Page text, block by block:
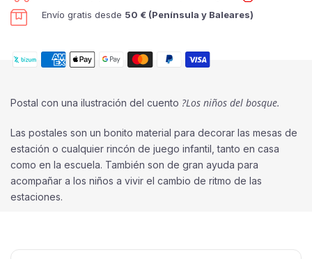
Envío gratis desde 50 € (Península y Baleares)
Postal con una ilustración del cuento ?Los niños del bosque.
Las postales son un bonito material para decorar las mesas de
estación o cualquier rincón de juego infantil, tanto en casa
como en la escuela. También son de gran ayuda para
acompañar a los niños a vivir el cambio de ritmo de las
estaciones.